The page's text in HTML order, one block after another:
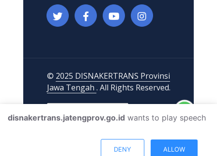
© 2025 DISNAKERTRANS Provinsi
Jawa Tengah . All Rights Reserved.
disnakertrans.jatengprov.go.id wants to play speech
DENY ALLOW